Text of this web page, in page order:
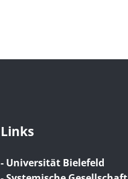
Links
- Universität Bielefeld